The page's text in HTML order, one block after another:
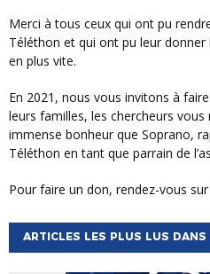
Merci à tous ceux qui ont pu rendre possible les bienfaits du
Téléthon et qui ont pu leur
en plus vite.
En 2021, nous vous invitons à faire encore mieux, les malades,
leurs familles, les chercheurs vous
immense bonheur que Soprano,
Téléthon en tant que parrain de
Pour faire un don, rendez-vous sur
ARTICLES LES PLUS LUS DANS